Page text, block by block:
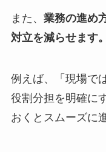
また、 業務の進め
対立を減らせます。
例えば、「現場で
役割分担を明確に
おくとスムーズに